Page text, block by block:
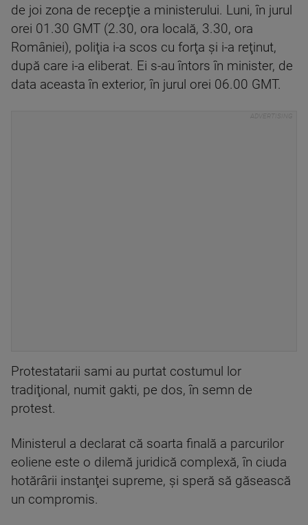
de joi zona de recepţie a ministerului. Luni, în jurul
orei 01.30 GMT (2.30, ora locală, 3.30, ora
României), poliţia i-a scos cu forţa şi i-a reţinut,
după care i-a eliberat. Ei s-au întors în minister, de
data aceasta în exterior, în jurul orei 06.00 GMT.
Protestatarii sami au purtat costumul lor
tradiţional, numit gakti, pe dos, în semn de
protest.
Ministerul a declarat că soarta finală a parcurilor
eoliene este o dilemă juridică complexă, în ciuda
hotărârii instanţei supreme, şi speră să găsească
un compromis.